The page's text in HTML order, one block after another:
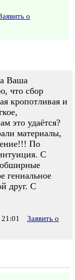
о
Ваша
что сбор
кропотливая и
это удаётся?
материалы,
По
С
обширные
гениальное
друг. С
Заявить о